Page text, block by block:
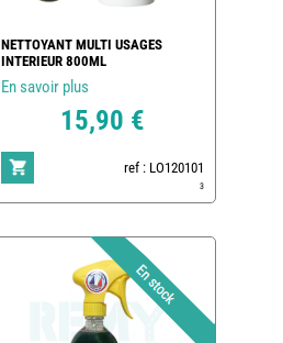
NETTOYANT MULTI USAGES
INTERIEUR 800ML
En savoir plus
15,90 €
ref : LO120101
3